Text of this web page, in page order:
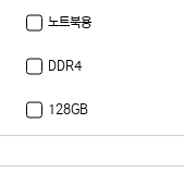
노트북용
DDR4
128GB